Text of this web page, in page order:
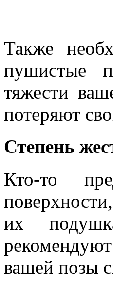
Также
пушистые
тяжести
потеряют
Степень
Кто-то
их
вашей позы